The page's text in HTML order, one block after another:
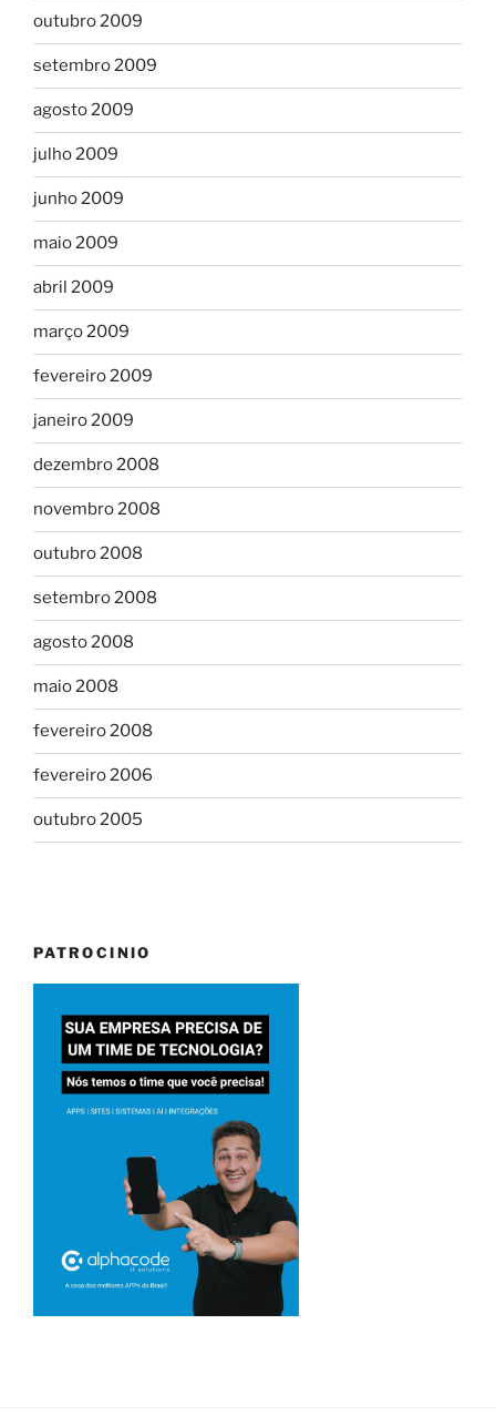
outubro 2009
setembro 2009
agosto 2009
julho 2009
junho 2009
maio 2009
abril 2009
março 2009
fevereiro 2009
janeiro 2009
dezembro 2008
novembro 2008
outubro 2008
setembro 2008
agosto 2008
maio 2008
fevereiro 2008
fevereiro 2006
outubro 2005
PATROCINIO